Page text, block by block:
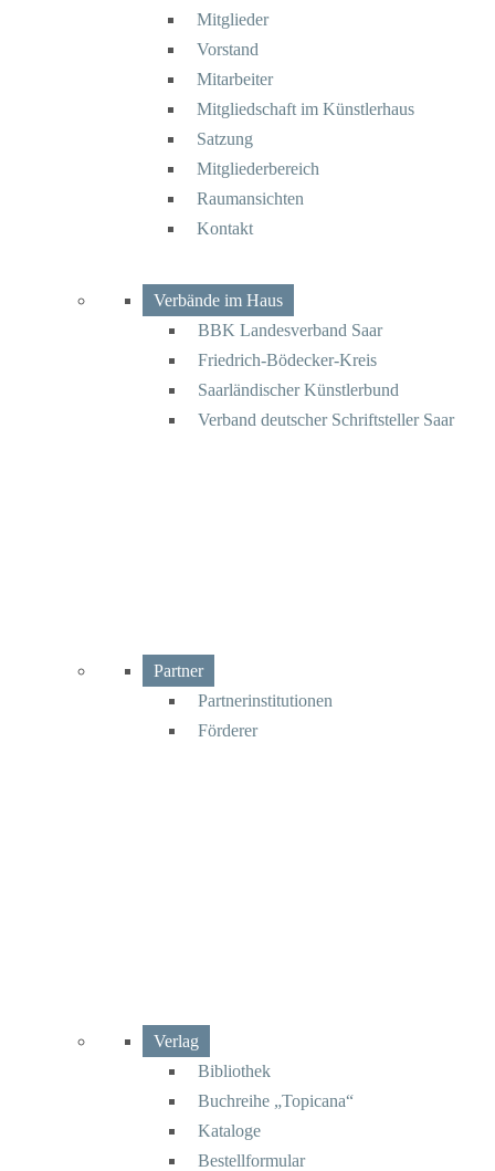
Mitglieder
Vorstand
Mitarbeiter
Mitgliedschaft im Künstlerhaus
Satzung
Mitgliederbereich
Raumansichten
Kontakt
Verbände im Haus
BBK Landesverband Saar
Friedrich-Bödecker-Kreis
Saarländischer Künstlerbund
Verband deutscher Schriftsteller Saar
Partner
Partnerinstitutionen
Förderer
Verlag
Bibliothek
Buchreihe „Topicana“
Kataloge
Bestellformular